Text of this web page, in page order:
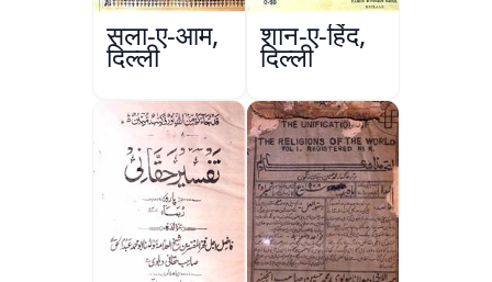
सला-ए-आम,
दिल्ली
शान-ए-हिंद,
दिल्ली